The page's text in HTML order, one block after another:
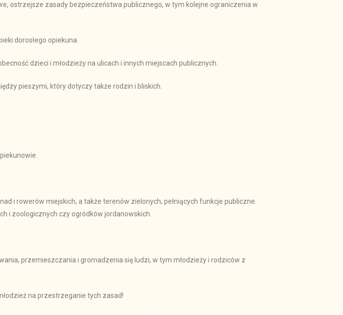
ostrzejsze zasady bezpieczeństwa publicznego, w tym kolejne ograniczenia w
dorosłego opiekuna.
dzieci i młodzieży na ulicach i innych miejscach publicznych.
pieszymi, który dotyczy także rodzin i bliskich.
i rowerów miejskich, a także terenów zielonych, pełniących funkcje publiczne.
i zoologicznych czy ogródków jordanowskich.
przemieszczania i gromadzenia się ludzi, w tym młodzieży i rodziców z
na przestrzeganie tych zasad!